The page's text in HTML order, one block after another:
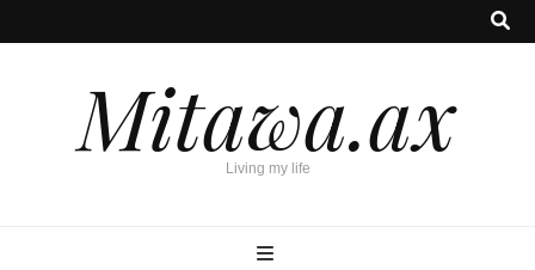
Mitawa.ax
Living my life